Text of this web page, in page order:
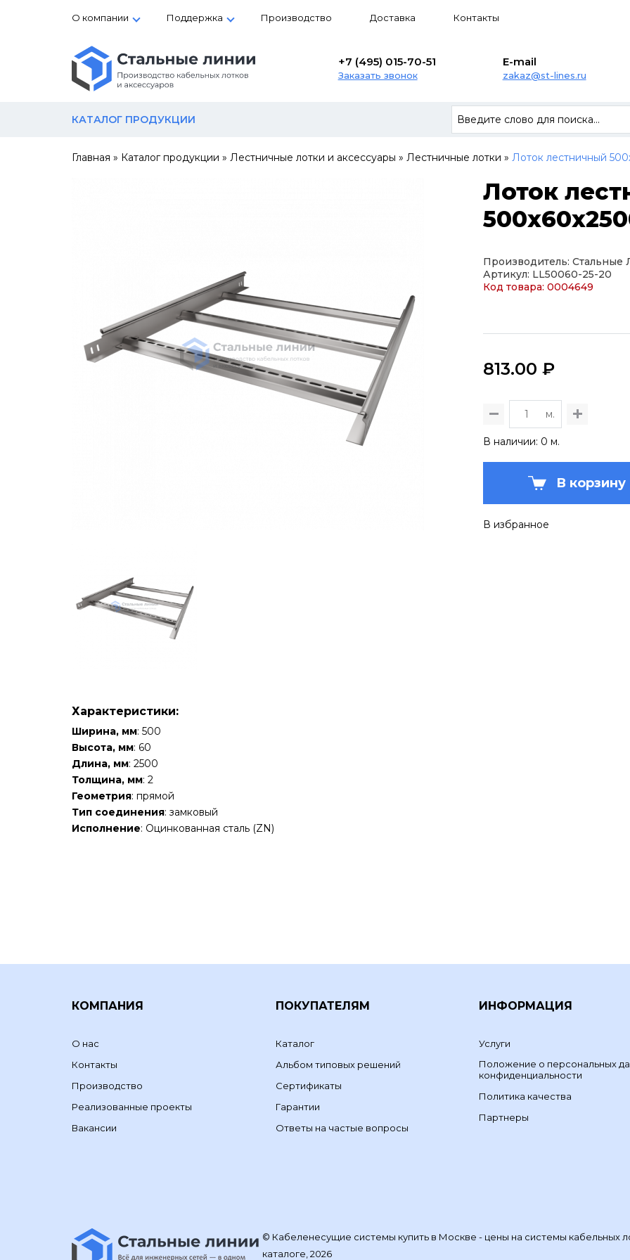
О компании Поддержка Производство Доставка Контакты
+7 (495) 015-70-51
Заказать звонок
E-mail
zakaz@st-lines.ru
КАТАЛОГ ПРОДУКЦИИ
Главная » Каталог продукции » Лестничные лотки и аксессуары » Лестничные лотки » Лоток лестничный
Лоток
Производитель: Стальные
Артикул: LL50060-25-20
Код товара: 0004649
813.00 ₽
м.
В наличии: 0 м.
В корзину
В избранное
Характеристики:
Ширина, мм: 500
Высота, мм: 60
Длина, мм: 2500
Толщина, мм: 2
Геометрия: прямой
Тип соединения: замковый
Исполнение: Оцинкованная сталь (ZN)
КОМПАНИЯ
О нас
Контакты
Производство
Реализованные проекты
Вакансии
ПОКУПАТЕЛЯМ
Каталог
Альбом типовых решений
Сертификаты
Гарантии
Ответы на частые вопросы
ИНФОРМАЦИЯ
Услуги
Положение о персональных
конфиденциальности
Политика качества
Партнеры
© Кабеленесущие системы купить в Москве - цены на системы кабельных
каталоге, 2026